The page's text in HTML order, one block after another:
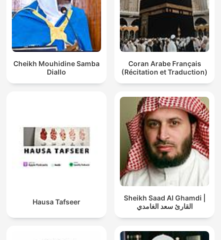
Cheikh Mouhidine Samba
Diallo
Coran Arabe Français
(Récitation et Traduction)
Hausa Tafseer
Sheikh Saad Al Ghamdi |
القارئ سعد الغامدي